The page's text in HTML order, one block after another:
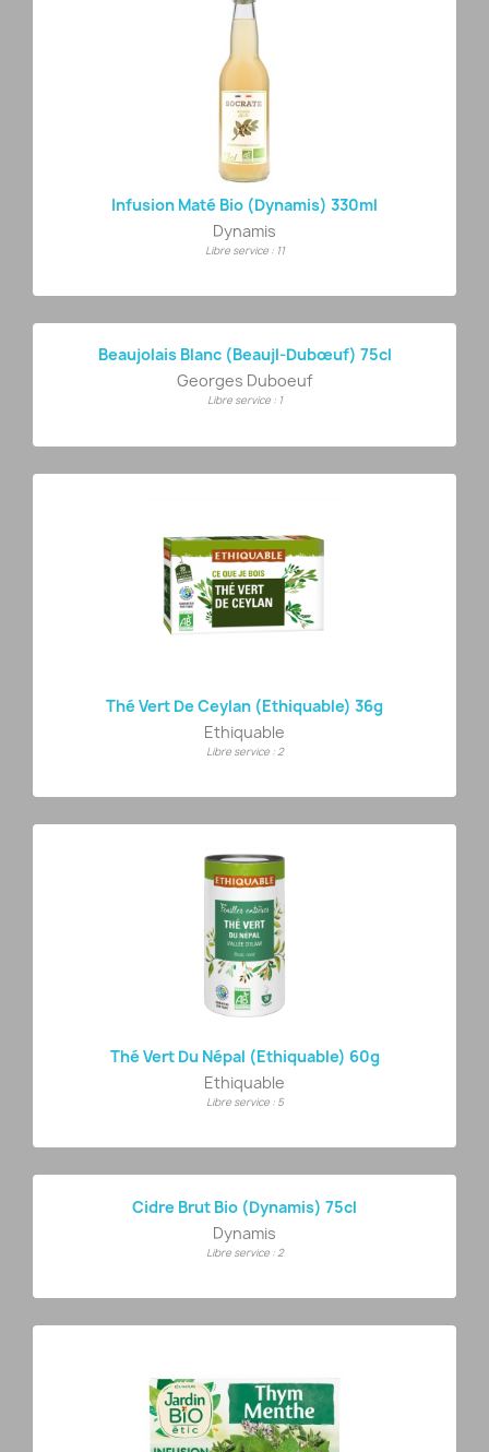
Infusion Maté Bio (Dynamis) 330ml
Dynamis
Libre service : 11
Beaujolais Blanc (Beaujl-Dubœuf) 75cl
Georges Duboeuf
Libre service : 1
Thé Vert De Ceylan (Ethiquable) 36g
Ethiquable
Libre service : 2
Thé Vert Du Népal (Ethiquable) 60g
Ethiquable
Libre service : 5
Cidre Brut Bio (Dynamis) 75cl
Dynamis
Libre service : 2